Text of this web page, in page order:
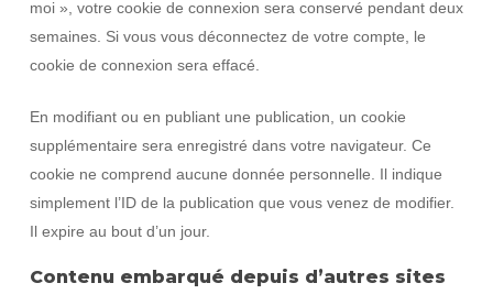
moi », votre cookie de connexion sera conservé pendant deux
semaines. Si vous vous déconnectez de votre compte, le
cookie de connexion sera effacé.
En modifiant ou en publiant une publication, un cookie
supplémentaire sera enregistré dans votre navigateur. Ce
cookie ne comprend aucune donnée personnelle. Il indique
simplement l’ID de la publication que vous venez de modifier.
Il expire au bout d’un jour.
Contenu embarqué depuis d’autres sites